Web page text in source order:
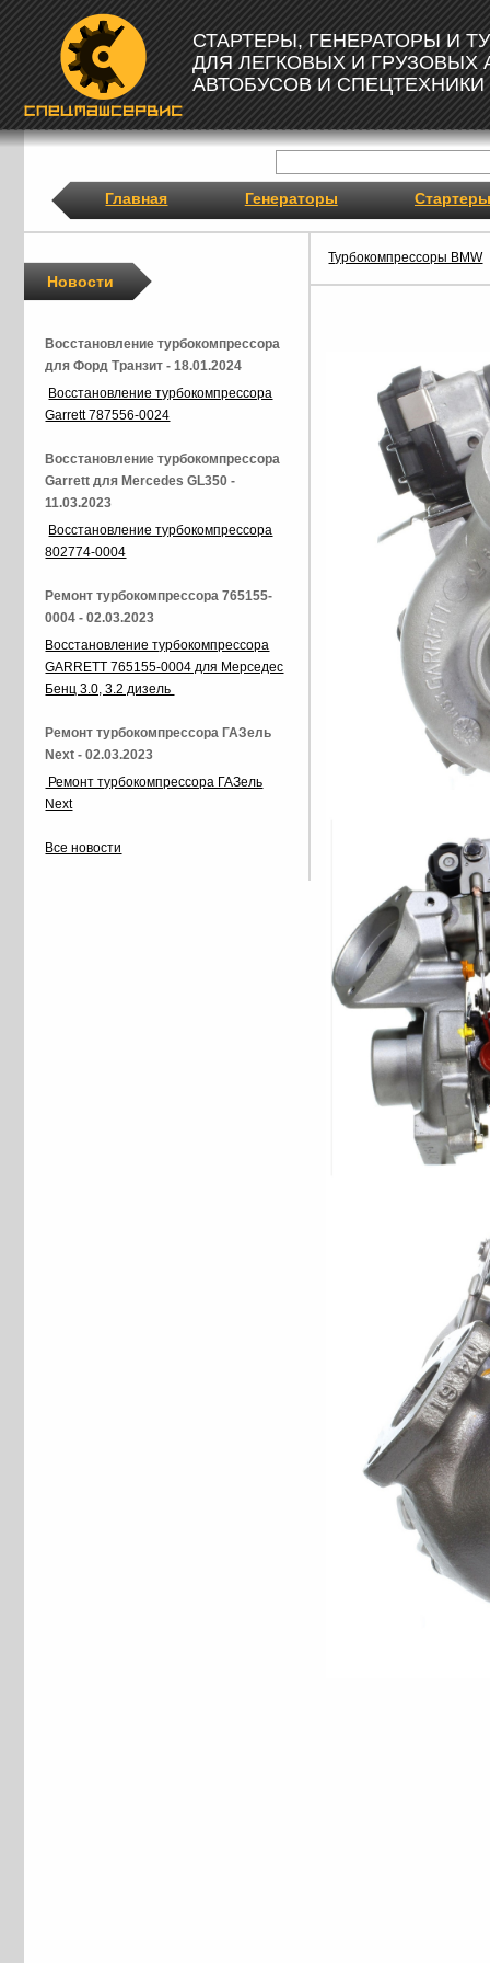
СТАРТЕРЫ, ГЕНЕРАТОРЫ И
ДЛЯ ЛЕГКОВЫХ И ГРУЗОВЫХ
АВТОБУСОВ И СПЕЦТЕХНИКИ
Главная Генераторы Стартеры
Турбокомпрессоры BMW
Новости
Восстановление турбокомпрессора
для Форд Транзит - 18.01.2024
Восстановление турбокомпрессора
Garrett 787556-0024
Восстановление турбокомпрессора
Garrett для Mercedes GL350 -
11.03.2023
Восстановление турбокомпрессора
802774-0004
Ремонт турбокомпрессора 765155-
0004 - 02.03.2023
Восстановление турбокомпрессора
GARRETT 765155-0004 для Мерседес
Бенц 3.0, 3.2 дизель
Ремонт турбокомпрессора ГАЗель
Next - 02.03.2023
Ремонт турбокомпрессора ГАЗель
Next
Все новости